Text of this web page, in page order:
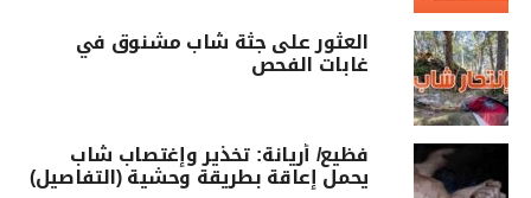
العثور على جثة شاب مشنوق في
غابات الفحص
فظيع/ أريانة: تخذير وإغتصاب شاب
يحمل إعاقة بطريقة وحشية (التفاصيل)